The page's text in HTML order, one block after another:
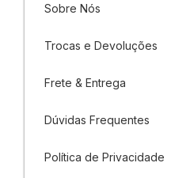
Sobre Nós
Trocas e Devoluções
Frete & Entrega
Dúvidas Frequentes
Política de Privacidade